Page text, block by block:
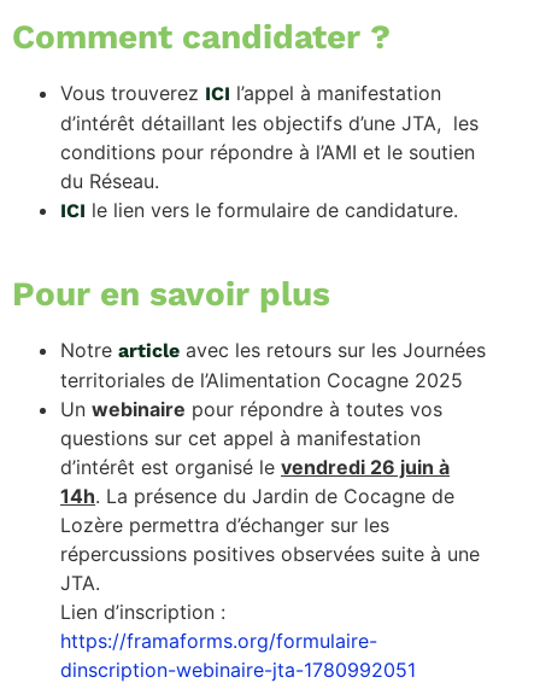
Comment candidater ?
Vous trouverez ICI l’appel à manifestation
d’intérêt détaillant les objectifs d’une JTA, les
conditions pour répondre à l’AMI et le soutien
du Réseau.
ICI le lien vers le formulaire de candidature.
Pour en savoir plus
Notre article avec les retours sur les Journées
territoriales de l’Alimentation Cocagne 2025
Un webinaire pour répondre à toutes vos
questions sur cet appel à manifestation
d’intérêt est organisé le vendredi 26 juin à
14h. La présence du Jardin de Cocagne de
Lozère permettra d’échanger sur les
répercussions positives observées suite à une
JTA.
Lien d’inscription :
https://framaforms.org/formulaire-
dinscription-webinaire-jta-1780992051